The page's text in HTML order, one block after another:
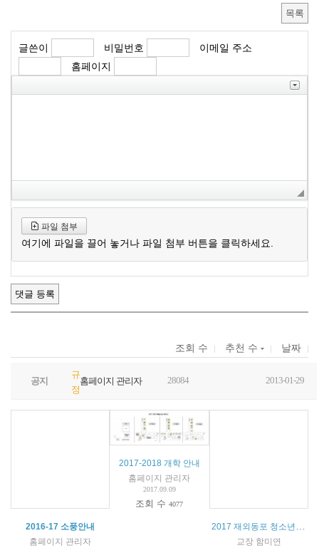
목록
글쓴이 비밀번호
이메일 주소
홈페이지
파일 첨부
여기에 파일을 끌어 놓거나 파일 첨부 버튼을 클릭하세요.
조회 수 추천 수 날짜
공지
규
정
홈페이지 관리자 28084 2013-01-29
2016-17 소풍안내
홈페이지 관리자
2017-2018 개학 안내
홈페이지 관리자
2017.09.09
조회 수4077
2017 재외동포 청소년(중고생/대학생) 모국연수 (2017 OKFriends HomeComing Teens/Youth Camp) - 참가자 모집 공고 -
교장 함미연